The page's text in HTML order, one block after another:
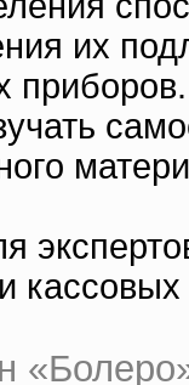
их
приборов.